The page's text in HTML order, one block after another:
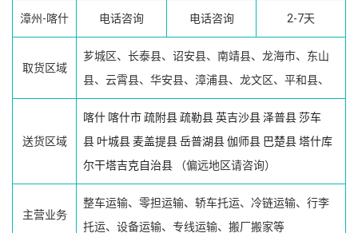
漳州-喀什 电话咨询 电话咨询 2-7天
取货区域
芗城区、长泰县、诏安县、南靖县、龙海市、东山
县、云霄县、华安县、漳浦县、龙文区、平和县、
送货区域
喀什 喀什市疏附县疏勒县英吉沙县泽普县莎车
县 叶城县麦盖提县岳普湖县伽师县 巴楚县塔什库
尔干塔吉克自治县 （偏远地区请咨询）
主营业务
整车运输、零担运输、轿车托运、冷链运输、行李
托运、设备运输、专线运输、搬厂搬家等